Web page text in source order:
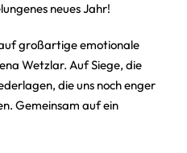
neues Jahr!
großartige emotionale
Wetzlar. Auf Siege, die
die uns noch enger
Gemeinsam auf ein